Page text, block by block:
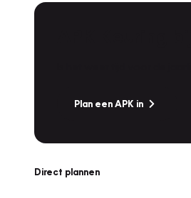
Plan een APK in
Direct plannen